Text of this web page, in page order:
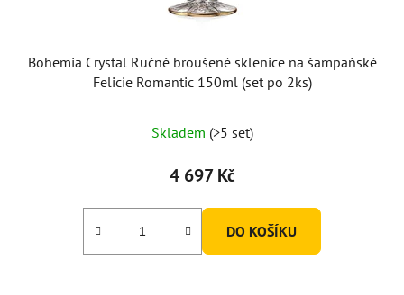
Bohemia Crystal Ručně broušené sklenice na šampaňské
Felicie Romantic 150ml (set po 2ks)
Skladem (>5 set)
4 697 Kč
DO KOŠÍKU